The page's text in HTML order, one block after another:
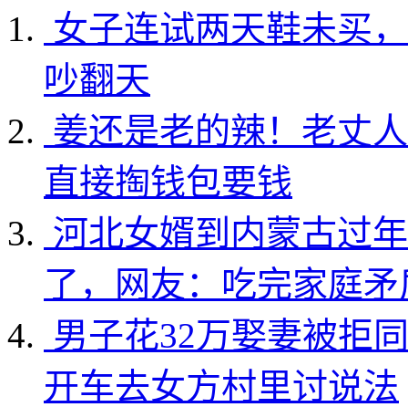
女子连试两天鞋未买
吵翻天
姜还是老的辣！老丈
直接掏钱包要钱
河北女婿到内蒙古过
了，网友：吃完家庭
男子花32万娶妻被拒
开车去女方村里讨说法